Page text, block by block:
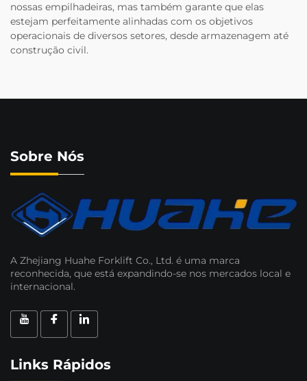
nossas empilhadeiras, mas também garante que elas
estejam perfeitamente alinhadas com os objetivos
operacionais de diversos setores, desde armazenagem até
construção civil.
Sobre Nós
A Zhejiang Huahe Forklift Co., Ltd. é uma marca
reconhecida, que está expandindo-se nos mercados local e
internacional.
Links Rápidos